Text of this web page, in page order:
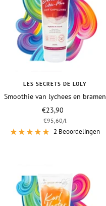
LES SECRETS DE LOLY
Smoothie van lychees en bramen
Vraagprijs
€23,90
€95,60/l
2 Beoordelingen